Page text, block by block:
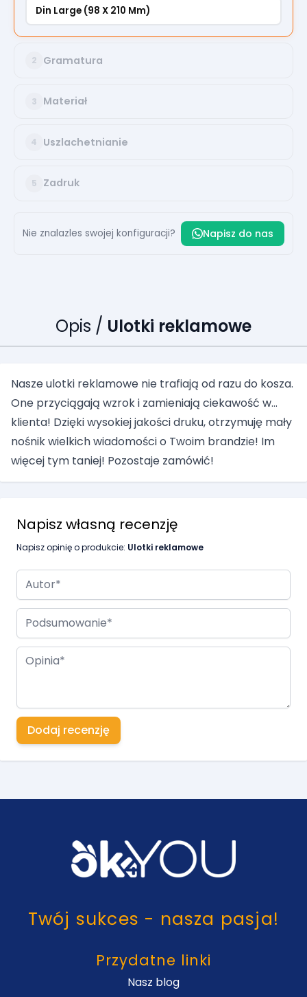
Din Large (98 X 210 Mm)
2 Gramatura
3 Materiał
4 Uszlachetnianie
5 Zadruk
Nie znalazles swojej konfiguracji? Napisz do nas
Opis / Ulotki reklamowe
Nasze ulotki reklamowe nie trafiają od razu do kosza.
One przyciągają wzrok i zamieniają ciekawość w...
klienta! Dzięki wysokiej jakości druku, otrzymuję mały
nośnik wielkich wiadomości o Twoim brandzie! Im
więcej tym taniej! Pozostaje zamówić!
Napisz własną recenzję
Napisz opinię o produkcie: Ulotki reklamowe
Autor
Podsumowanie
Opinia
Dodaj recenzję
Twój sukces - nasza pasja!
Przydatne linki
Nasz blog